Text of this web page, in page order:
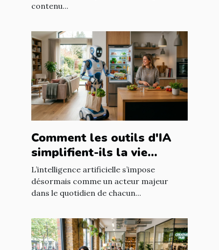
contenu...
Comment les outils d'IA
simplifient-ils la vie
quotidienne ?
L’intelligence artificielle s’impose
désormais comme un acteur majeur
dans le quotidien de chacun...